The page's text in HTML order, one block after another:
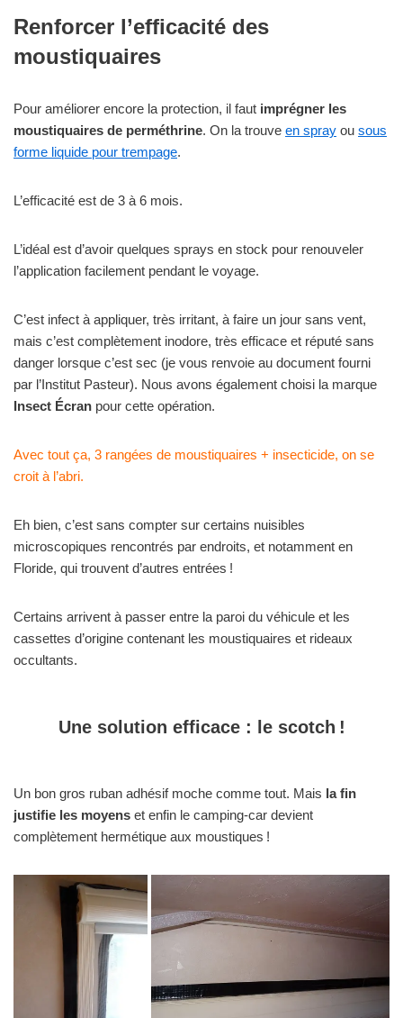
Renforcer l’efficacité des
moustiquaires
Pour améliorer encore la protection, il faut imprégner les
moustiquaires de perméthrine. On la trouve en spray ou sous
forme liquide pour trempage.
L’efficacité est de 3 à 6 mois.
L’idéal est d’avoir quelques sprays en stock pour renouveler
l’application facilement pendant le voyage.
C’est infect à appliquer, très irritant, à faire un jour sans vent,
mais c’est complètement inodore, très efficace et réputé sans
danger lorsque c’est sec (je vous renvoie au document fourni
par l’Institut Pasteur). Nous avons également choisi la marque
Insect Écran pour cette opération.
Avec tout ça, 3 rangées de moustiquaires + insecticide, on se
croit à l’abri.
Eh bien, c’est sans compter sur certains nuisibles
microscopiques rencontrés par endroits, et notamment en
Floride, qui trouvent d’autres entrées !
Certains arrivent à passer entre la paroi du véhicule et les
cassettes d’origine contenant les moustiquaires et rideaux
occultants.
Une solution efficace : le scotch !
Un bon gros ruban adhésif moche comme tout. Mais la fin
justifie les moyens et enfin le camping-car devient
complètement hermétique aux moustiques !